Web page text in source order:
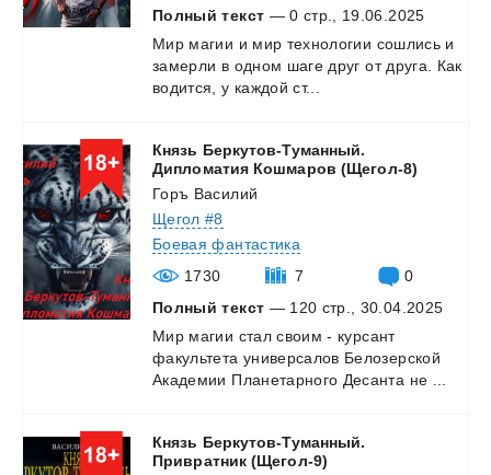
Полный текст — 0 стр., 19.06.2025
Мир магии и мир технологии сошлись и
замерли в одном шаге друг от друга.
Как
водится,
у каждой ст...
Князь Беркутов-Туманный.
Дипломатия Кошмаров (Щегол-8)
Горъ Василий
Щегол #8
Боевая фантастика
1730
7
0
Полный текст — 120 стр., 30.04.2025
Мир магии стал своим - курсант
факультета универсалов Белозерской
Академии Планетарного Десанта не
Князь Беркутов-Туманный.
Привратник (Щегол-9)